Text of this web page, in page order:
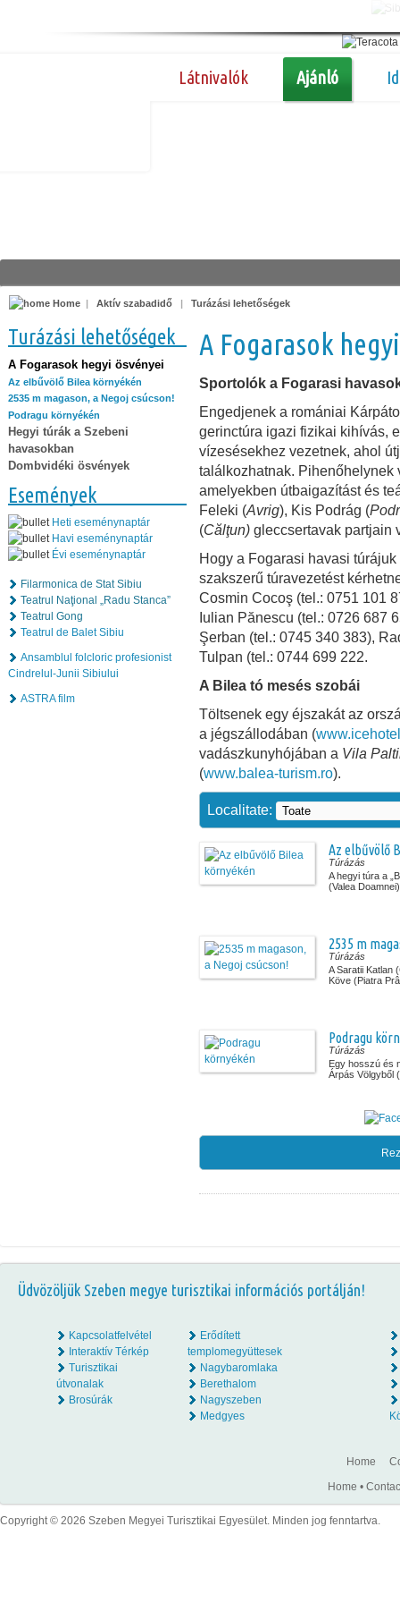
Látnivalók Ajánló
Home | Aktív szabadidő | Turázási lehetőségek
Turázási lehetőségek
A Fogarasok hegyi ösvényei
Az elbűvölő Bilea környékén
2535 m magason, a Negoj csúcson!
Podragu környékén
Hegyi túrák a Szebeni
havasokban
Dombvidéki ösvények
Események
Heti eseménynaptár
Havi eseménynaptár
Évi eseménynaptár
Filarmonica de Stat Sibiu
Teatrul Naţional „Radu Stanca”
Teatrul Gong
Teatrul de Balet Sibiu
Ansamblul folcloric profesionist
Cindrelul-Junii Sibiului
ASTRA film
A Fogarasok
Sportolók a Fogarasi
Engedjenek a romániai
gerinctúra igazi fizikai kihívás,
vízesésekhez vezetnek, ahol
találkozhatnak.
amelyekben útbaigazítást és
Feleki (Avrig), Kis Podrág (
(Călţun) gleccsertavak partjain
Hogy a Fogarasi havasi
szakszerű túravezetést
Cosmin Cocoş (tel.: 0751 101
Iulian Pănescu (tel.: 0726 687
Şerban (tel.: 0745 340 383),
Tulpan (tel.: 0744 699 222.
A Bilea tó mesés szobái
Töltsenek egy éjszakát az
a jégszállodában (
vadászkunyhójában a Vila
(www.balea-turism.ro).
Localitate:
Az elbűvölő
Túrázás
A hegyi túra a
(Valea
2535 m
Túrázás
A Saratii Katlan
Köve (Piatra
Podragu
Túrázás
Egy hosszú és
Árpás Völgyből
Üdvözöljük Szeben megye turisztikai információs portálján!
Kapcsolatfelvétel
Interaktív Térkép
Turisztikai
útvonalak
Brosúrák
Erődített
templomegyüttesek
Nagybaromlaka
Berethalom
Nagyszeben
Medgyes
Home
Home •
Copyright © 2026 Szeben Megyei Turisztikai Egyesület. Minden jog fenntartva.